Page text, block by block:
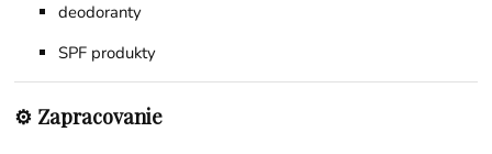
deodoranty
SPF produkty
⚙️ Zapracovanie